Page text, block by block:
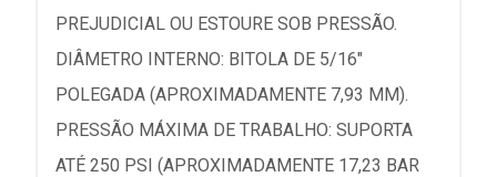
PREJUDICIAL OU ESTOURE SOB PRESSÃO.
DIÂMETRO INTERNO: BITOLA DE 5/16"
POLEGADA (APROXIMADAMENTE 7,93 MM).
PRESSÃO MÁXIMA DE TRABALHO: SUPORTA
ATÉ 250 PSI (APROXIMADAMENTE 17,23 BAR